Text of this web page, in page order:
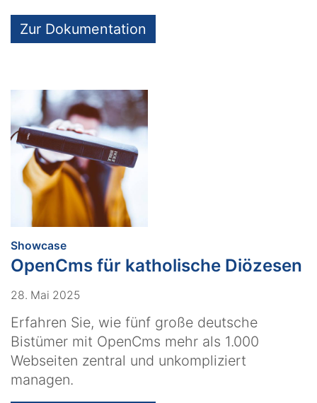
Zur Dokumentation
Showcase:
OpenCms für katholische Diözesen
28. Mai 2025
Erfahren Sie, wie fünf große deutsche
Bistümer mit OpenCms mehr als 1.000
Webseiten zentral und unkompliziert
managen.